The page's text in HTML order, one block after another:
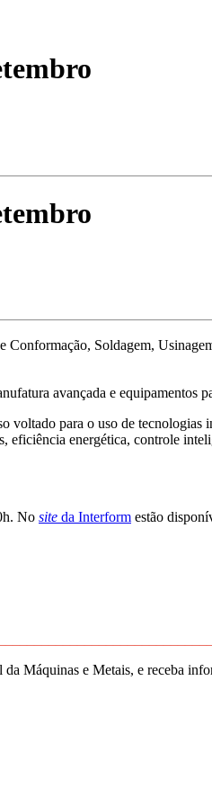
Soldagem,
avançada e equipamentos
voltado para o uso de tecnologias
eficiência energética, controle
No site da Interform estão
Máquinas e Metais, e receba